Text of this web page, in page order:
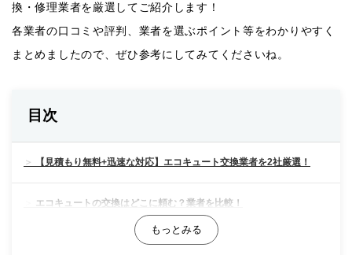
換・修理業者を厳選してご紹介します！
各業者の口コミや評判、業者を選ぶポイント等をわかりやすく
まとめましたので、ぜひ参考にしてみてくださいね。
目次
【見積もり無料+迅速な対応】エコキュート交換業者を2社厳選！
エコキュートの交換はどこに頼む？業者を比較！